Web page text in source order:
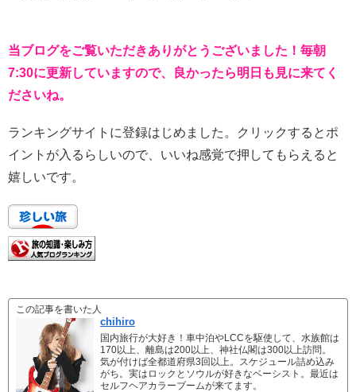
当ブログをご覧いただきありがとうございました！毎朝
7:30に更新していますので、良かったら明日も見に来てく
ださいね。
ランキングサイトに登録はじめました。クリックするとポ
イントが入るらしいので、いいね感覚で押してもらえると
嬉しいです。
この記事を書いた人
chihiro
国内旅行が大好き！車中泊やLCCを駆使して、水族館は
170以上、離島は200以上、神社仏閣は300以上訪問。
気が付けば全都道府県3回以上。スケジュール詰め込み
がち。実はロックとソウルが好きなベーシスト。最近は
セルフヘアカラーブームが来てます。